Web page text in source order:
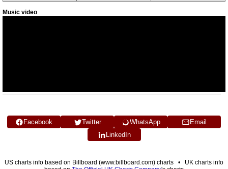
Music video
Facebook Twitter WhatsApp
Email
LinkedIn
US charts info based on Billboard (www.billboard.com) charts • UK charts info